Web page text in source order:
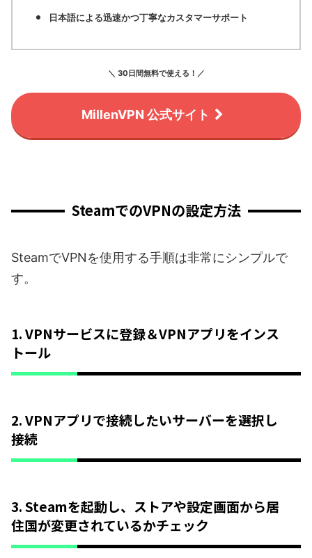
日本語による迅速かつ丁寧なカスタマーサポート
＼ 30日間無料で使える！／
MillenVPN 公式サイト
SteamでのVPNの設定方法
SteamでVPNを使用する手順は非常にシンプルで
す。
1. VPNサービスに登録＆VPNアプリをインス
トール
2. VPNアプリで接続したいサーバーを選択し
接続
3. Steamを起動し、ストアや設定画面から居
住国が変更されているかチェック